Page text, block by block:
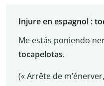
Injure en espagnol :
Me estás poniendo
tocapelotas.
(« Arrête de